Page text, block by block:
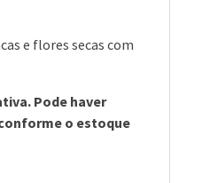
e flores secas com
Pode haver
o estoque